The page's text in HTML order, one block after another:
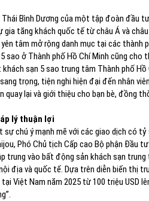
Bình Dương của một tập đoàn đầu
tăng khách quốc tế từ châu Á và
tâm mở rộng danh mục tại các thành
ở Thành phố Hồ Chí Minh cũng cho
sạn 5 sao trung tâm Thành phố Hồ
trọng, tiện nghi hiện đại đến nhân
quay lại và giới thiệu cho bạn bè, đồng
lý thuận lợi
chú ý mạnh mẽ với các giao dịch có tỷ
Phó Chủ tịch Cấp cao Bộ phận Đầu
trung vào bất động sản khách sạn
địa và quốc tế. Dựa trên diễn biến thị
Việt Nam năm 2025 từ 100 triệu USD